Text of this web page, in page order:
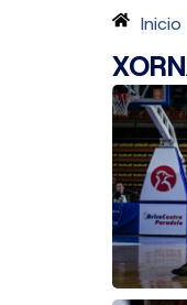
Inicio